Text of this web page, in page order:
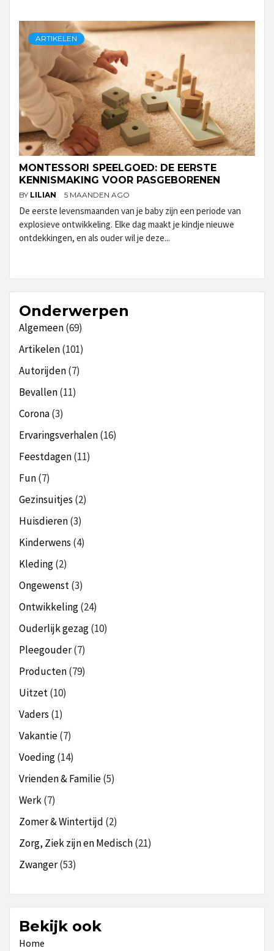
ARTIKELEN
MONTESSORI SPEELGOED: DE EERSTE
KENNISMAKING VOOR PASGEBORENEN
BY LILIAN 5 MAANDEN AGO
De eerste levensmaanden van je baby zijn een periode van
explosieve ontwikkeling. Elke dag maakt je kindje nieuwe
ontdekkingen, en als ouder wil je deze...
Onderwerpen
Algemeen(69)
Artikelen(101)
Autorijden(7)
Bevallen(11)
Corona(3)
Ervaringsverhalen(16)
Feestdagen(11)
Fun(7)
Gezinsuitjes (2)
Huisdieren(3)
Kinderwens (4)
Kleding(2)
Ongewenst(3)
Ontwikkeling(24)
Ouderlijk gezag(10)
Pleegouder(7)
Producten(79)
Uitzet(10)
Vaders (1)
Vakantie(7)
Voeding(14)
Vrienden & Familie(5)
Werk(7)
Zomer & Wintertijd (2)
Zorg, Ziek zijn en Medisch(21)
Zwanger(53)
Bekijk ook
Home